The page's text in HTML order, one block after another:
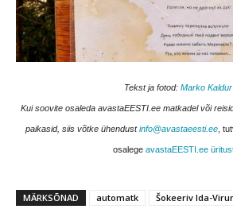
Tekst ja fotod: Marko Kaldur
Kui soovite osaleda avastaEESTI.ee matkadel või
paikasid, siis võtke ühendustinfo@avastaeesti.ee ,
osalege avastaEESTI.ee
MÄRKSÕNAD automatk Šokeeriv Ida-